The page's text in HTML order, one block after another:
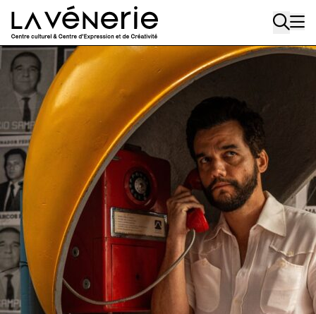
Aller au contenu principal